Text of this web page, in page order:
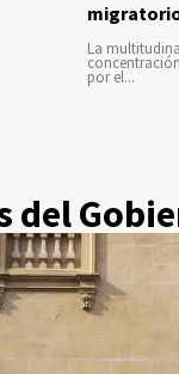
La
por el...